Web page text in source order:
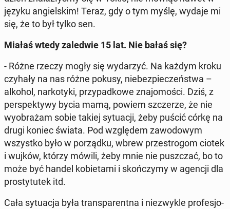
języku an­giel­skim! Teraz, gdy o tym myślę, wydaje mi
się, że to był tylko sen.
Miałaś wtedy za­le­d­wie 15 lat. Nie bałaś się?
- Różne rzeczy mogły się wy­da­rzyć. Na każdym kroku
czyhały na nas różne pokusy, nie­bez­pie­czeń­stwa –
alkohol, nar­ko­ty­ki, przy­pad­ko­we zna­jo­mo­ści. Dziś, z
per­spek­ty­wy bycia mamą, powiem szcze­rze, że nie
wy­obra­żam sobie takiej sy­tu­acji, żeby puścić córkę na
drugi koniec świata. Pod wzglę­dem za­wo­do­wym
wszyst­ko było w po­rząd­ku, wbrew prze­stro­gom ciotek
i wujków, którzy mówili, żeby mnie nie pusz­czać, bo to
może być handel ko­bie­ta­mi i skoń­czy­my w agencji dla
pro­sty­tu­tek itd.
Cała sy­tu­acja była trans­pa­rent­na i nie­zwy­kle pro­fe­sjo­